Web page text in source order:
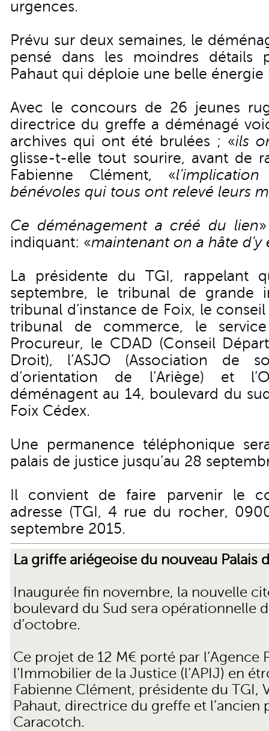
urgences.
Prévu sur deux semaines, le
pensé dans les moindres détails
Pahaut qui déploie une belle énergie
Avec le concours de 26 jeunes
directrice du greffe a déménagé
archives qui ont été brulées ; «ils
glisse-t-elle tout sourire, avant de
Fabienne Clément, «
bénévoles qui tous ont relevé leurs
Ce déménagement a créé du lien
indiquant: «maintenant on a hâte d’y
La présidente du TGI, rappelant
septembre, le tribunal de grande
tribunal d’instance de Foix, le
tribunal de commerce, le
Procureur, le CDAD (Conseil
Droit), l’ASJO (Association de
d’orientation de l’Ariège) et
déménagent au 14, boulevard du
Foix Cédex.
Une permanence téléphonique
palais de justice jusqu’au 28
Il convient de faire parvenir le
adresse (TGI, 4 rue du rocher,
septembre 2015.
La griffe ariégeoise du nouveau Palais
Inaugurée fin novembre, la nouvelle
boulevard du Sud sera opérationnelle
d’octobre.
Ce projet de 12 M€ porté par l’Agence
l’Immobilier de la Justice (l’APIJ) en
Fabienne Clément, présidente du TGI,
Pahaut, directrice du greffe et
Caracotch.